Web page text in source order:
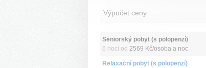
Výpočet ceny
Seniorský pobyt (s polopenzí)
6 nocí od 2569 Kč/osoba a noc
Relaxační pobyt (s polopenzí)